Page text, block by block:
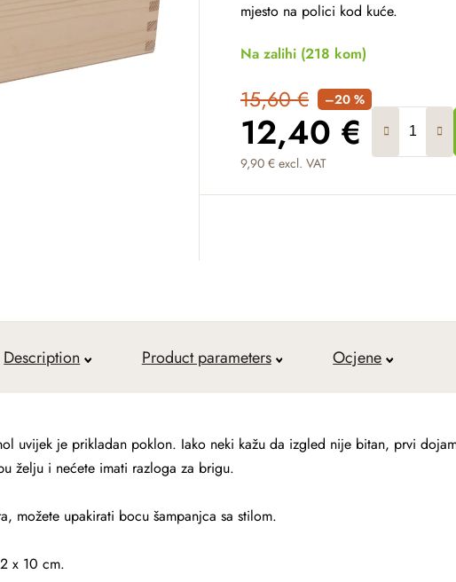
mjesto na polici kod kuće.
Na zalihi (218 kom)
15,60 € –20 %
12,40 €
9,90 € excl. VAT
Measure price:
Description Product parameters Ocjene
uvijek je prikladan poklon. Iako neki kažu da izgled nije bitan, prvi
želju i nećete imati razloga za brigu.
možete upakirati bocu šampanjca sa stilom.
x 10 cm.